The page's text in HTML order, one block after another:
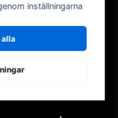
MITT KONTO
Skapa konto
inställningarna